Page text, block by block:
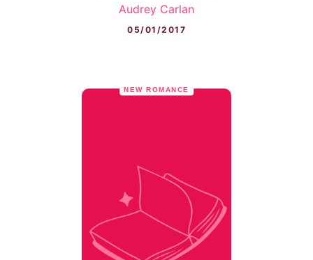
Audrey Carlan
05/01/2017
NEW ROMANCE